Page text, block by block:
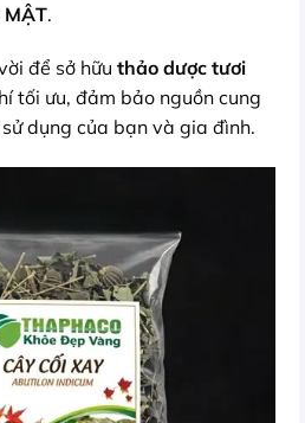
MẬT.
để sở hữu thảo dược tươi
tối ưu, đảm bảo nguồn cung
dụng của bạn và gia đình.